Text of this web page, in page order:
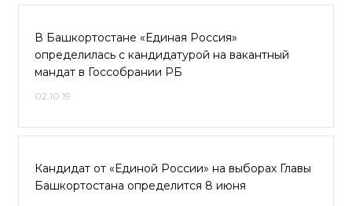
В Башкортостане «Единая Россия»
определилась с кандидатурой на вакантный
мандат в Госсобрании РБ
02.10.19
Кандидат от «Единой России» на выборах Главы
Башкортостана определится 8 июня